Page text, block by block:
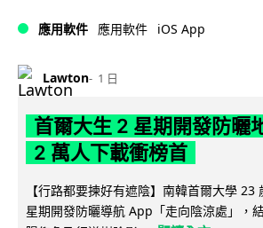
應用軟件 應用軟件 iOS App
Lawton 1 日
首爾大生 2 星期開發防曬
2 萬人下載衝榜首
【行路都要揀好有遮陰】南韓首爾大學
星期開發防曬導航 App「走向陰涼處」，